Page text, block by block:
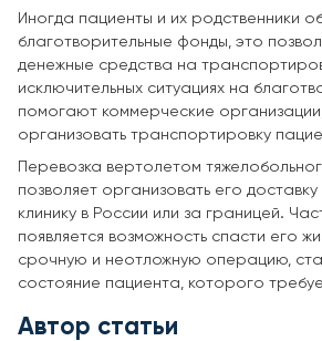
Иногда пациенты и их родственники
благотворительные фонды, это
денежные средства на
исключительных ситуациях на
помогают коммерческие
организовать транспортировку
Перевозка вертолетом
позволяет организовать его
клинику в России или за границей.
появляется возможность спасти его
срочную и неотложную операцию,
состояние пациента, которого
Автор статьи